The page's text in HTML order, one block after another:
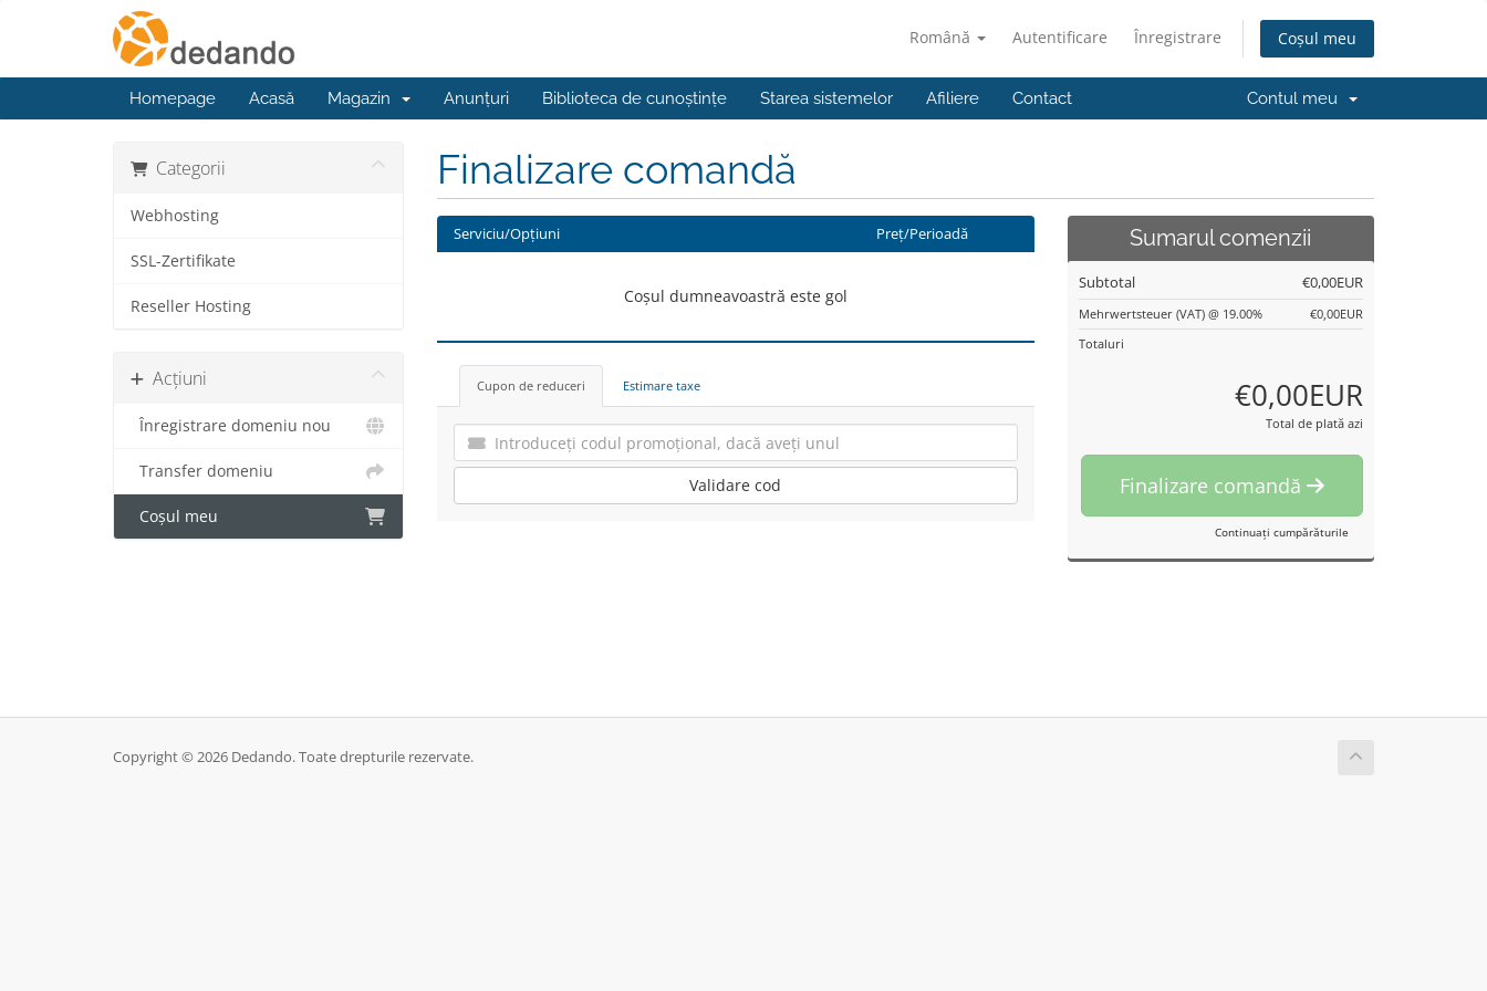
Română Autentificare Înregistrare Coșul meu
Homepage Acasă Magazin Anunțuri Biblioteca de cunoștințe Starea sistemelor Afiliere Contact Contul meu
Categorii
Webhosting
SSL-Zertifikate
Reseller Hosting
Acțiuni
Înregistrare domeniu nou
Transfer domeniu
Coșul meu
Finalizare comandă
Serviciu/Opțiuni Preț/Perioadă
Coșul dumneavoastră este gol
Cupon de reduceri Estimare taxe
Validare cod
Sumarul comenzii
Subtotal €0,00EUR
Mehrwertsteuer (VAT) @ 19.00%
€0,00EUR
Totaluri
€0,00EUR
Total de plată azi
Finalizare comandă
Continuați cumpărăturile
Copyright © 2026 Dedando. Toate drepturile rezervate.